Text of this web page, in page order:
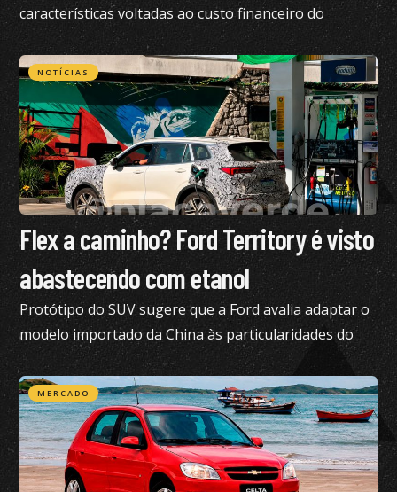
características voltadas ao custo financeiro do
produto e pediu nossa análise completa
NOTÍCIAS
Flex a caminho? Ford Territory é visto
abastecendo com etanol
Protótipo do SUV sugere que a Ford avalia adaptar o
modelo importado da China às particularidades do
mercado brasileiro
MERCADO